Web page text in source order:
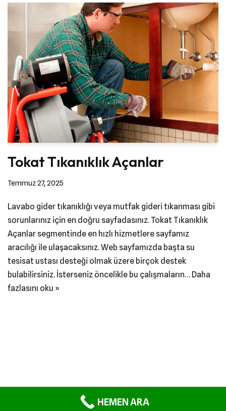
Tokat Tıkanıklık Açanlar
Temmuz 27, 2025
Lavabo gider tıkanıklığı veya mutfak gideri tıkanması gibi
sorunlarınız için en doğru sayfadasınız. Tokat Tıkanıklık
Açanlar segmentinde en hızlı hizmetlere sayfamız
aracılığı ile ulaşacaksınız. Web sayfamızda başta su
tesisat ustası desteği olmak üzere birçok destek
bulabilirsiniz. İsterseniz öncelikle bu çalışmaların… Daha
fazlasını oku »
ile güçlendirilmiştir
Contact
HEMEN ARA